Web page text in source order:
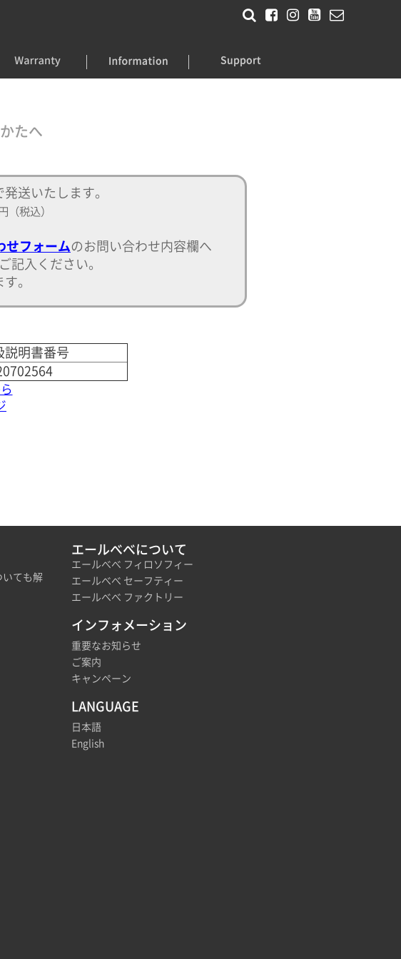
たへ
送いたします。
（税込）
せフォームのお問い合わせ内容欄へ
記入ください。
。
説明書番号
いても解
エールべべについて
エールべべ フィロソフィー
エールべべ セーフティー
エールべべ ファクトリー
インフォメーション
重要なお知らせ
ご案内
キャンペーン
LANGUAGE
日本語
English